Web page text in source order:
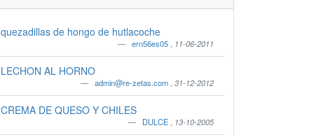
quezadillas de hongo de hutlacoche
ern56es05 11-06-2011
LECHON AL HORNO
admin@re-zetas.com ,31-12-2012
CREMA DE QUESO Y CHILES
DULCE 13-10-2005